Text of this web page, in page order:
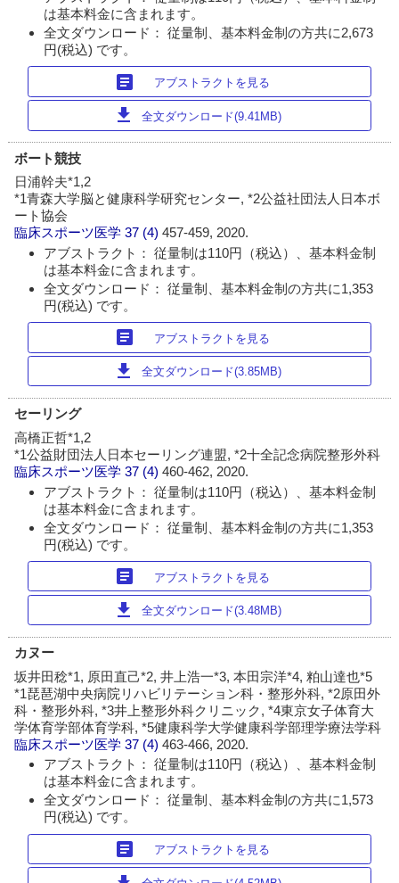
は基本料金に含まれます。
全文ダウンロード： 従量制、基本料金制の方共に2,673
円(税込) です。
article アブストラクトを見る
download 全文ダウンロード(9.41MB)
ボート競技
日浦幹夫*1,2
*1青森大学脳と健康科学研究センター, *2公益社団法人日本ボ
ート協会
臨床スポーツ医学 37 (4)457-459, 2020.
アブストラクト： 従量制は110円（税込）、基本料金制
は基本料金に含まれます。
全文ダウンロード： 従量制、基本料金制の方共に1,353
円(税込) です。
article アブストラクトを見る
download 全文ダウンロード(3.85MB)
セーリング
高橋正哲*1,2
*1公益財団法人日本セーリング連盟, *2十全記念病院整形外科
臨床スポーツ医学 37 (4)460-462, 2020.
アブストラクト： 従量制は110円（税込）、基本料金制
は基本料金に含まれます。
全文ダウンロード： 従量制、基本料金制の方共に1,353
円(税込) です。
article アブストラクトを見る
download 全文ダウンロード(3.48MB)
カヌー
坂井田稔*1, 原田直己*2, 井上浩一*3, 本田宗洋*4, 粕山達也*5
*1琵琶湖中央病院リハビリテーション科・整形外科, *2原田外
科・整形外科, *3井上整形外科クリニック, *4東京女子体育大
学体育学部体育学科, *5健康科学大学健康科学部理学療法学科
臨床スポーツ医学 37 (4)463-466, 2020.
アブストラクト： 従量制は110円（税込）、基本料金制
は基本料金に含まれます。
全文ダウンロード： 従量制、基本料金制の方共に1,573
円(税込) です。
article アブストラクトを見る